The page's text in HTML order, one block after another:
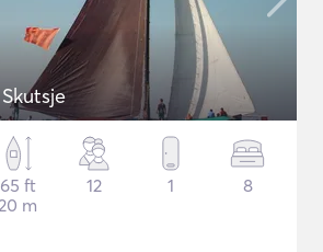
65 ft
m
12 1 8